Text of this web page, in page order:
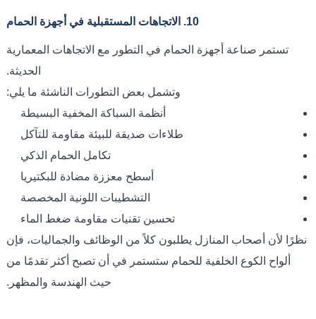
10. الاتجاهات المستقبلية في أجهزة الحمام
تستمر صناعة أجهزة الحمام في التطور مع الاتجاهات المعمارية
الحديثة.
وتشمل بعض التطورات الناشئة ما يلي:
أنظمة السباكة المخفية البسيطة
طلاءات صديقة للبيئة مقاومة للتآكل
تكامل الحمام الذكي
أسطح معززة مضادة للبكتيريا
التشطيبات اللونية المخصصة
تحسين تقنيات مقاومة ضغط الماء
نظرًا لأن أصحاب المنازل يطلبون كلاً من الوظائف والجماليات، فإن
ألواح الكوع الخلفية للحمام ستستمر في أن تصبح أكثر تقدمًا من
حيث الهندسة والمظهر.